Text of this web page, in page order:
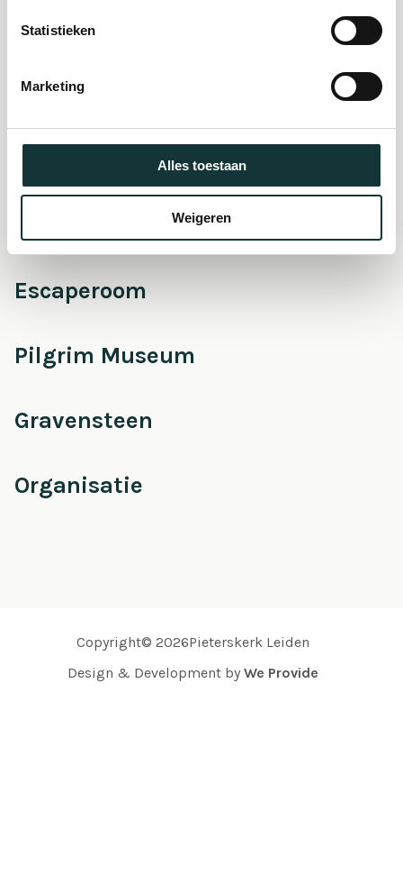
Statistieken
Marketing
Alles toestaan
Weigeren
De Pieterskerk als
Onderhoud &
Escaperoom
Pilgrim Museum
Gravensteen
Organisatie
Copyright© 2026Pieterskerk Leiden
Design & Development by We Provide